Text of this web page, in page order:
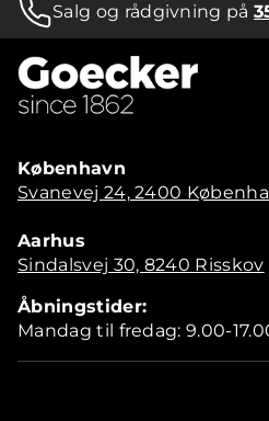
Salg og rådgivning på
København
Svanevej 24, 2400
Aarhus
Sindalsvej 30, 8240 Risskov
Åbningstider:
Mandag til fredag: 9.00-